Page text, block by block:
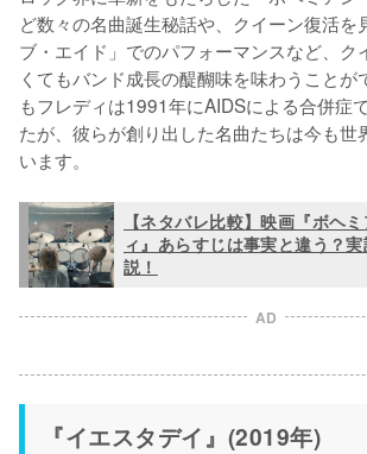
ど数々の名曲誕生秘話や、クイーン復活を
ブ・エイド」でのパフォーマンスなど、ク
くてもバンド成長の醍醐味を味わうことが
もフレディは1991年にAIDSによる合併症
たが、彼らが創り出した名曲たちは今も世
います。
【ネタバレ比較】映画『ボヘ
ィ』あらすじは事実と違う？
説！
AD
『イエスタデイ』(2019年)